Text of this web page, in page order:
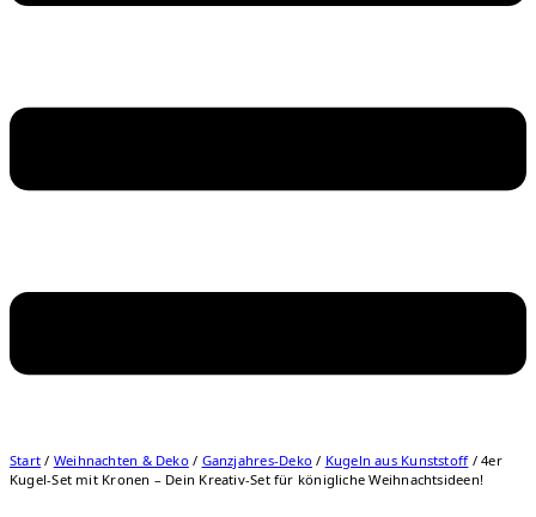
Start / Weihnachten & Deko/ Ganzjahres-Deko/ Kugeln aus Kunststoff/ 4er
Kugel-Set mit Kronen – Dein Kreativ-Set für königliche Weihnachtsideen!